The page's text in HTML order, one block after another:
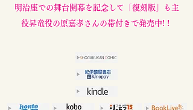
​明治座での舞台開幕を記念して「復刻版」も主
役昇竜役の原嘉孝さんの帯付きで発売中! !